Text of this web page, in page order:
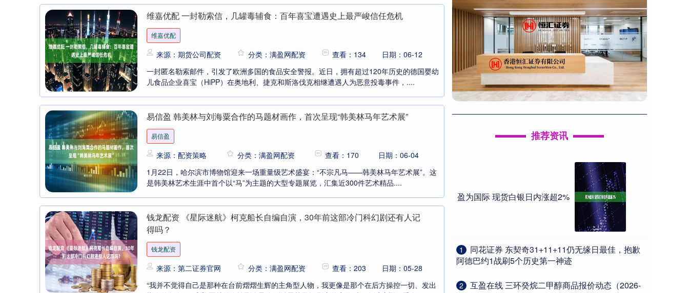
维嘉优配 一封勒索信，几罐毒辅食：百年喜宝遭遇史上最严峻信任危机
维嘉优配
来源：期货公司配资 分类：满盈网配资 查看：134
日期：06-12
一封匿名勒索邮件，引发了欧洲多国的食品安全警报。近日，拥有超过120年历史的德国婴幼
儿食品企业喜宝（HiPP）在奥地利、捷克和斯洛伐克相继遭遇人为恶意投毒事件，....
易信盈 韩美林与刘海粟合作的马题材画作，首次呈现“韩美林马年艺术展”
易信盈
来源：配资策略 分类：满盈网配资 查看：170
日期：06-04
1月22日，哈尔滨市博物馆迎来一场重量级艺术盛宴：“不宗凡马——韩美林马年艺术展”。这
是韩美林艺术生涯中首个以“马”为主题的大型专题展览，汇集近300件艺术精品....
钱龙配资 《星际迷航》柯克船长自编自演，30年前这部冷门科幻剧还有人记
得吗？
钱龙配资
来源：第二证券官网 分类：满盈网配资 查看：203
日期：05-28
“我并不觉得自己是那种在台前熠熠生辉的主角型人物，我更像是那个在后方操控一切、发出
推荐资讯
盈为国际 现货白银日内涨超2%
1
​同花证券 东契奇31+11+11仍无缘日最佳，抱歉
阿德巴约1战刷5个历史第一神迹
2
​互盈在线 三环癸烷二甲醇商品报价动态（2026-